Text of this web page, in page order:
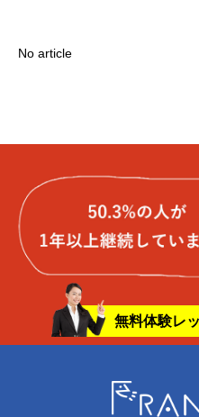
No article
無料体験レ